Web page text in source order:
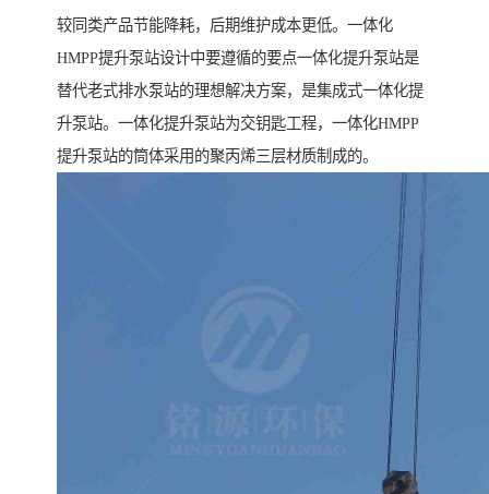
较同类产品节能降耗，后期维护成本更低。一体化
HMPP提升泵站设计中要遵循的要点一体化提升泵站是
替代老式排水泵站的理想解决方案，是集成式一体化提
升泵站。一体化提升泵站为交钥匙工程，一体化HMPP
提升泵站的筒体采用的聚丙烯三层材质制成的。